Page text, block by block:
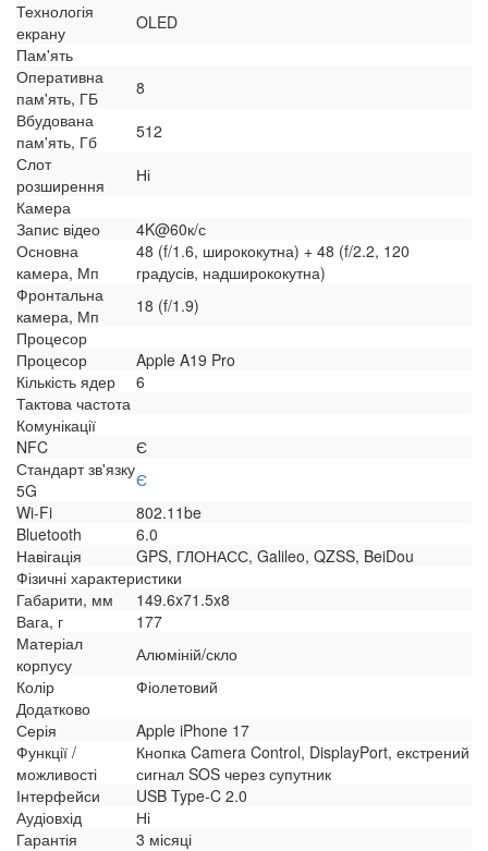
Технологія
екрану
OLED
Пам'ять
Оперативна
пам'ять, ГБ
8
Вбудована
пам'ять, Гб
512
Слот
розширення
Ні
Камера
Запис відео
4K@60к/с
Основна
камера, Мп
48 (f/1.6, ширококутна) + 48 (f/2.2, 120
градусів, надширококутна)
Фронтальна
камера, Мп
18 (f/1.9)
Процесор
Процесор
Apple A19 Pro
Кількість ядер
6
Тактова частота
Комунікації
NFC
Є
Стандарт зв'язку
5G
Є
Wi-Fi
802.11be
Bluetooth
6.0
Навігація
GPS, ГЛОНАСС, Galileo, QZSS, BeiDou
Фізичні характеристики
Габарити, мм
149.6x71.5x8
Вага, г
177
Матеріал
корпусу
Алюміній/скло
Колір
Фіолетовий
Додатково
Серія
Apple iPhone 17
Функції /
можливості
Кнопка Camera Control, DisplayPort, екстрений
сигнал SOS через супутник
Інтерфейси
USB Type-C 2.0
Аудіовхід
Ні
Гарантія
3 місяці